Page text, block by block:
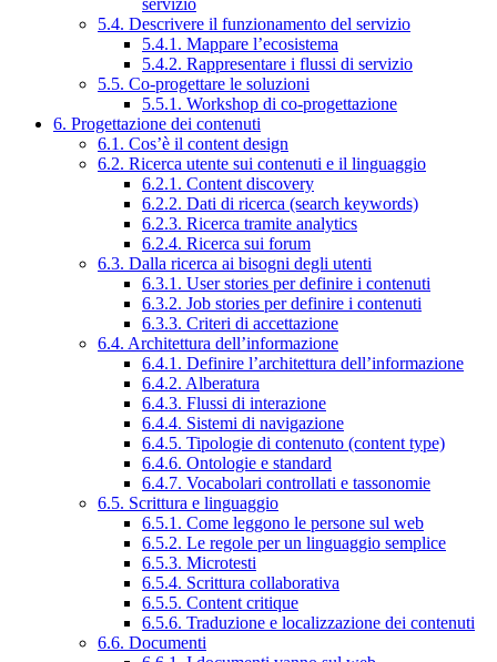
servizio
5.4. Descrivere il funzionamento del servizio
5.4.1. Mappare l’ecosistema
5.4.2. Rappresentare i flussi di servizio
5.5. Co-progettare le soluzioni
5.5.1. Workshop di co-progettazione
6. Progettazione dei contenuti
6.1. Cos’è il content design
6.2. Ricerca utente sui contenuti e il linguaggio
6.2.1. Content discovery
6.2.2. Dati di ricerca (search keywords)
6.2.3. Ricerca tramite analytics
6.2.4. Ricerca sui forum
6.3. Dalla ricerca ai bisogni degli utenti
6.3.1. User stories per definire i contenuti
6.3.2. Job stories per definire i contenuti
6.3.3. Criteri di accettazione
6.4. Architettura dell’informazione
6.4.1. Definire l’architettura dell’informazione
6.4.2. Alberatura
6.4.3. Flussi di interazione
6.4.4. Sistemi di navigazione
6.4.5. Tipologie di contenuto (content type)
6.4.6. Ontologie e standard
6.4.7. Vocabolari controllati e tassonomie
6.5. Scrittura e linguaggio
6.5.1. Come leggono le persone sul web
6.5.2. Le regole per un linguaggio semplice
6.5.3. Microtesti
6.5.4. Scrittura collaborativa
6.5.5. Content critique
6.5.6. Traduzione e localizzazione dei contenuti
6.6. Documenti